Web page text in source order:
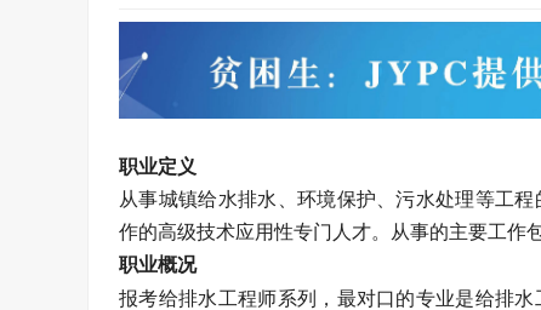
职业定义
从事城镇给水排水、环境保护、污水处理等工
作的高级技术应用性专门人才。从事的主要工作
职业概况
报考给排水工程师系列，最对口的专业是给排